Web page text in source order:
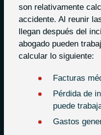
son relativamente
accidente. Al reunir
llegan después del
abogado pueden
calcular lo siguiente:
Facturas
Pérdida de
puede
Gastos